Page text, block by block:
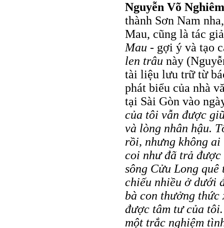
Nguyễn Võ
thành Sơn Nam
Mau, cũng là tác
Mau - gợi ý và tạo
len trâu này
tài liệu lưu trữ từ
phát biểu của nhà
tại Sài Gòn vào
của tôi vẫn được
và lòng nhân hậu.
rồi, nhưng không
coi như đã trả
sông Cửu Long
chiếu nhiều ở dưới
bà con thưởng
được tâm tư của
một trắc nghiệm